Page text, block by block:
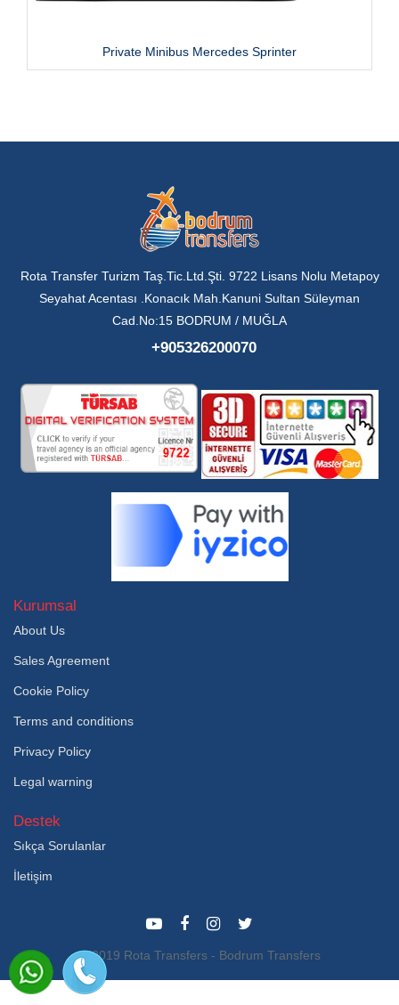
Private Minibus Mercedes Sprinter
Rota Transfer Turizm Taş.Tic.Ltd.Şti. 9722 Lisans Nolu Metapoy
Seyahat Acentası .Konacık Mah.Kanuni Sultan Süleyman
Cad.No:15 BODRUM / MUĞLA
+905326200070
Kurumsal
About Us
Sales Agreement
Cookie Policy
Terms and conditions
Privacy Policy
Legal warning
Destek
Sıkça Sorulanlar
İletişim
© 2019 Rota Transfers - Bodrum Transfers